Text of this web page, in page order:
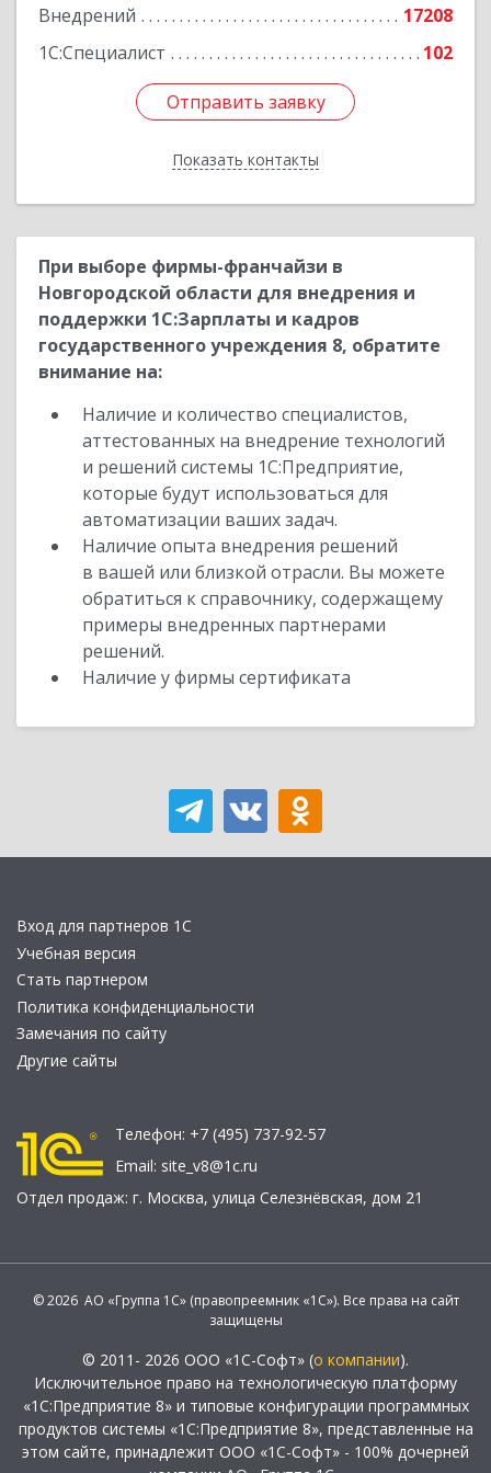
Внедрений
17208
1С:Специалист
102
Отправить заявку
Показать контакты
Отправить заявку
Назад
При выборе фирмы-франчайзи в
Новгородской области для внедрения и
поддержки 1С:Зарплаты и кадров
государственного учреждения 8, обратите
внимание на:
Наличие и количество специалистов,
аттестованных на внедрение технологий
и решений системы 1С:Предприятие,
которые будут использоваться для
автоматизации ваших задач.
Наличие опыта внедрения решений
в вашей или близкой отрасли. Вы можете
обратиться к справочнику, содержащему
примеры внедренных партнерами
решений.
Наличие у фирмы сертификата
Вход для партнеров 1С
Учебная версия
Стать партнером
Политика конфиденциальности
Замечания по сайту
Другие сайты
Телефон: +7 (495) 737-92-57
Email: site_v8@1c.ru
Отдел продаж: г. Москва, улица Селезнёвская, дом 21
© 2026 АО «Группа 1С» (правопреемник «1С»). Все права на сайт
защищены
© 2011- 2026 ООО «1С-Софт» (о компании).
Исключительное право на технологическую платформу
«1С:Предприятие 8» и типовые конфигурации программных
продуктов системы «1С:Предприятие 8», представленные на
этом сайте, принадлежит ООО «1С-Софт» - 100% дочерней